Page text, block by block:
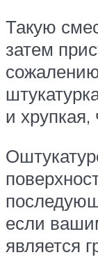
Такую
затем
и хрупкая,
если
является